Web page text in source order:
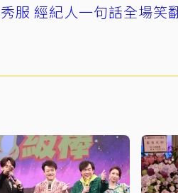
服 經紀人一句話全場笑